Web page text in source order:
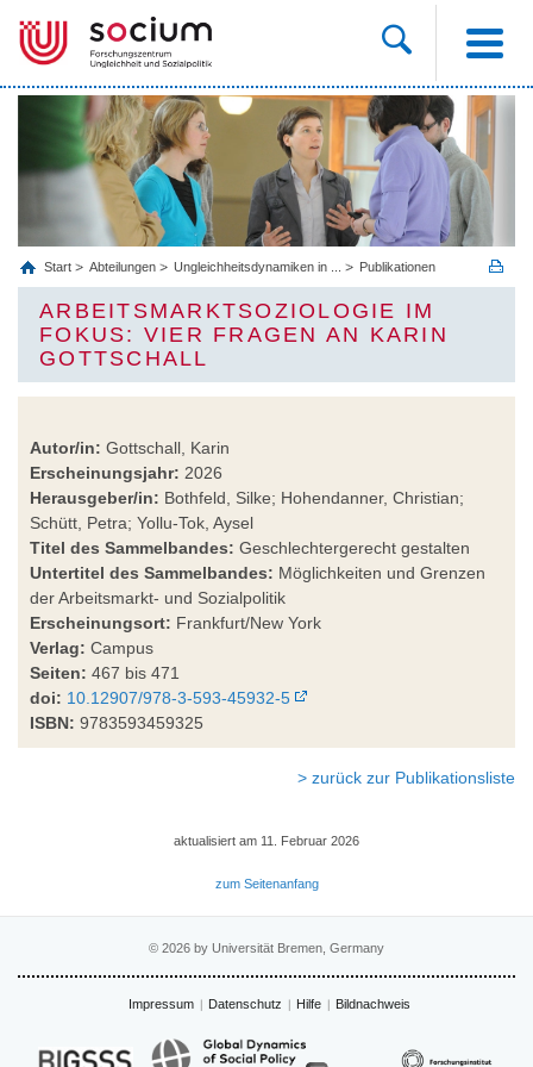
Start Abteilungen Ungleichheitsdynamiken in ... Publikationen
ARBEITSMARKTSOZIOLOGIE IM
FOKUS: VIER FRAGEN AN KARIN
GOTTSCHALL
Autor/in: Gottschall, Karin
Erscheinungsjahr: 2026
Herausgeber/in: Bothfeld, Silke; Hohendanner, Christian;
Schütt, Petra; Yollu-Tok, Aysel
Titel des Sammelbandes: Geschlechtergerecht gestalten
Untertitel des Sammelbandes: Möglichkeiten und Grenzen
der Arbeitsmarkt- und Sozialpolitik
Erscheinungsort: Frankfurt/New York
Verlag: Campus
Seiten: 467 bis 471
doi: 10.12907/978-3-593-45932-5
ISBN: 9783593459325
> zurück zur Publikationsliste
aktualisiert am 11. Februar 2026
zum Seitenanfang
© 2026 by Universität Bremen, Germany
Impressum Datenschutz Hilfe Bildnachweis